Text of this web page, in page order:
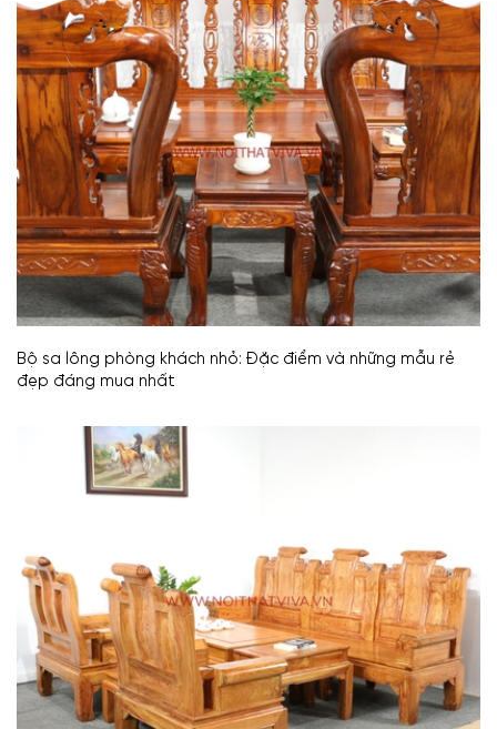
Bộ sa lông phòng khách nhỏ: Đặc điểm và những mẫu rẻ
đẹp đáng mua nhất